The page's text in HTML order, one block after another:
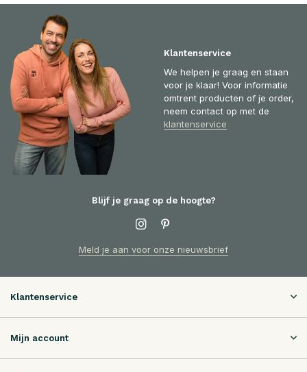
Klantenservice
We helpen je graag en staan
voor je klaar! Voor informatie
omtrent producten of je order,
neem contact op met de
klantenservice
Blijf je graag op de hoogte?
Meld je aan voor onze nieuwsbrief
Klantenservice
Mijn account